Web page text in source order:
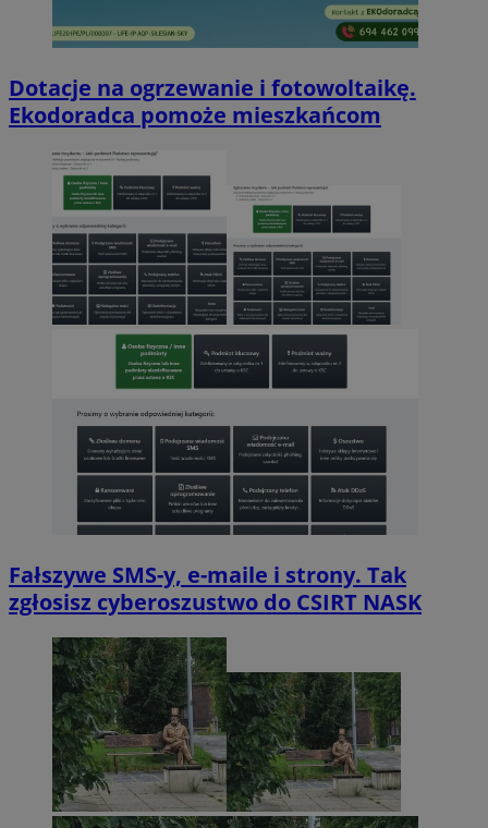
Dotacje na ogrzewanie i fotowoltaikę.
Ekodoradca pomoże mieszkańcom
Fałszywe SMS-y, e-maile i strony. Tak
zgłosisz cyberoszustwo do CSIRT NASK